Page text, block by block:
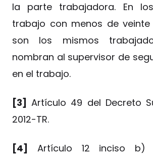
la parte trabajadora. En
trabajo con menos de
son los mismos
nombran al supervisor de
en el trabajo.
[3] Artículo 49 del Decreto
2012-TR.
[4]
Artículo 12 inciso b)